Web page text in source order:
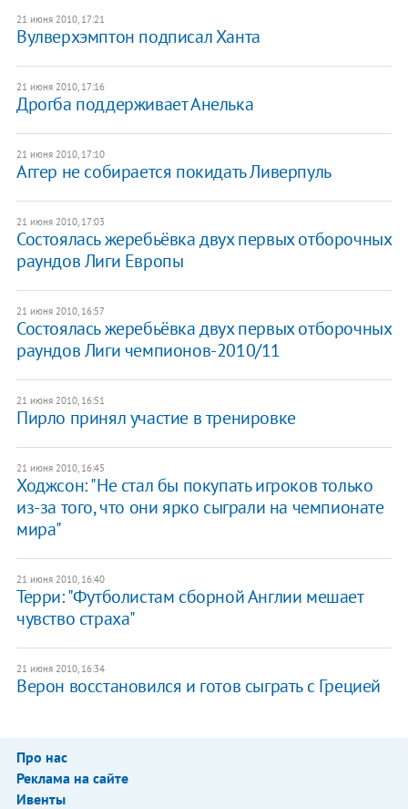
21 июня 2010, 17:21
Вулверхэмптон подписал Ханта
21 июня 2010, 17:16
Дрогба поддерживает Анелька
21 июня 2010, 17:10
Аггер не собирается покидать Ливерпуль
21 июня 2010, 17:03
Состоялась жеребьёвка двух первых отборочных
раундов Лиги Европы
21 июня 2010, 16:57
Состоялась жеребьёвка двух первых отборочных
раундов Лиги чемпионов-2010/11
21 июня 2010, 16:51
Пирло принял участие в тренировке
21 июня 2010, 16:45
Ходжсон: "Не стал бы покупать игроков только
из-за того, что они ярко сыграли на чемпионате
мира"
21 июня 2010, 16:40
Терри: "Футболистам сборной Англии мешает
чувство страха"
21 июня 2010, 16:34
Верон восстановился и готов сыграть с Грецией
Про нас
Реклама на сайте
Ивенты